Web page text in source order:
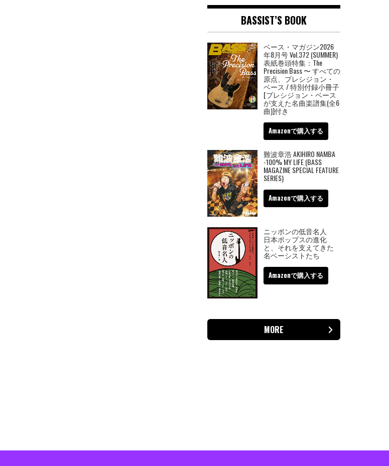
BASSIST’S BOOK
ベース・マガジン2026
年8月号 Vol.372 (SUMMER)
表紙巻頭特集：The
Precision Bass 〜 すべての
原点、プレシジョン・
ベース / 特別付録小冊子
[プレシジョン・ベース
が支えた名曲楽譜集(全6
曲)]付き
Amazonで購入する
難波章浩 AKIHIRO NAMBA
-100% MY LIFE (BASS
MAGAZINE SPECIAL FEATURE
SERIES)
Amazonで購入する
ニッポンの低音名人
日本ポップスの進化
と、それを支えてきた
名ベーシストたち
Amazonで購入する
MORE